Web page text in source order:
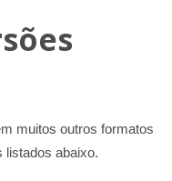
muitos outros formatos
listados abaixo.